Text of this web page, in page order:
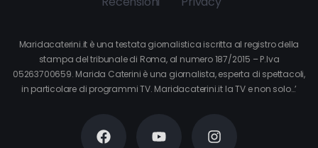
Maridacaterini.it è una testata giornalistica iscritta al registro della
stampa del tribunale di Roma, al numero 187/2015 – P.Iva
05263700659. Marida Caterini è una giornalista, esperta di spettacoli,
in particolare di programmi TV. Maridacaterini.it la TV e non solo…’